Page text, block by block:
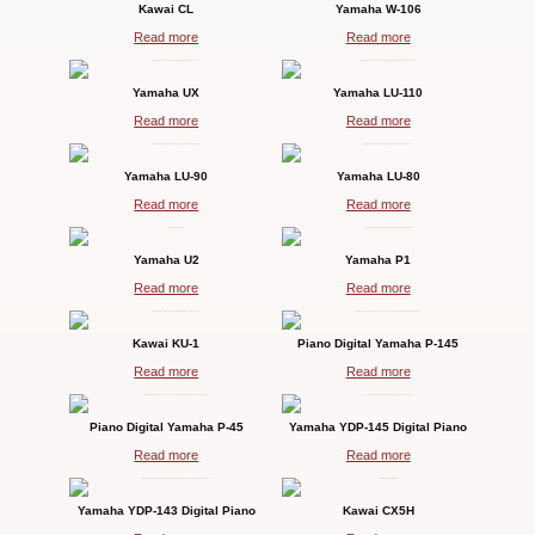
Kawai CL
Read more
Yamaha W-106
Read more
Yamaha UX
Read more
Yamaha LU-110
Read more
Yamaha LU-90
Read more
Yamaha LU-80
Read more
Yamaha U2
Read more
Yamaha P1
Read more
Kawai KU-1
Read more
Piano Digital Yamaha P-145
Read more
Piano Digital Yamaha P-45
Read more
Yamaha YDP-145 Digital Piano
Read more
Yamaha YDP-143 Digital Piano Kawai CX5H